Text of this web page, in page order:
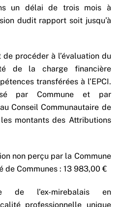
un délai de trois mois à
dudit rapport soit jusqu’à
procéder à l’évaluation du
de la charge financière
transférées à l’EPCI.
par Commune et par
Conseil Communautaire de
montants des Attributions
non perçu par la Commune
de Communes : 13 983,00 €
de l’ex-mirebalais en
professionnelle unique